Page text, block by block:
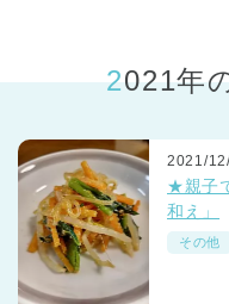
2021年
2021/
★親子
和え」
その他